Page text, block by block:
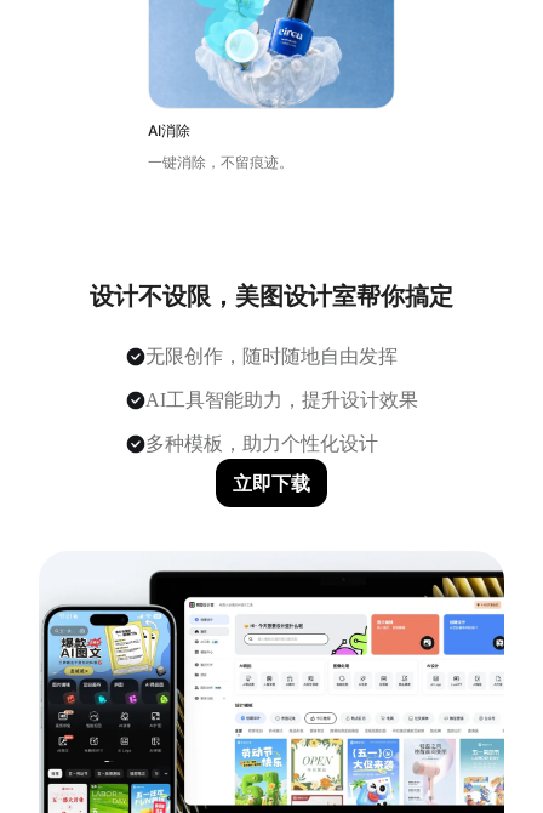
AI消除
一键消除，不留痕迹。
设计不设限，美图设计室帮你搞定
无限创作，随时随地自由发挥
AI工具智能助力，提升设计效果
多种模板，助力个性化设计
立即下载